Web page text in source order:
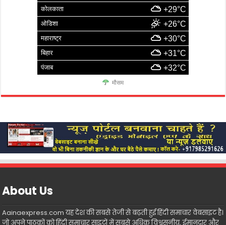
कोलकाता +29°C
ओडिशा +26°C
महाराष्ट्र +30°C
बिहार +31°C
पंजाब +32°C
मौसम
About Us
Aainaexpress.com यह देश की सबसे तेजी से बढ़ती हुई हिंदी समाचार वेबसाइट है।
जो अपने पाठकों को हिंदी समाचार साइटों में सबसे अधिक विश्वसनीय, ईमानदार और